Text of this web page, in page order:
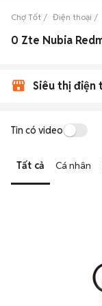
Chợ Tốt Điện thoại
Siêu thị điện
Tin có video
Tất cả Cá nhân